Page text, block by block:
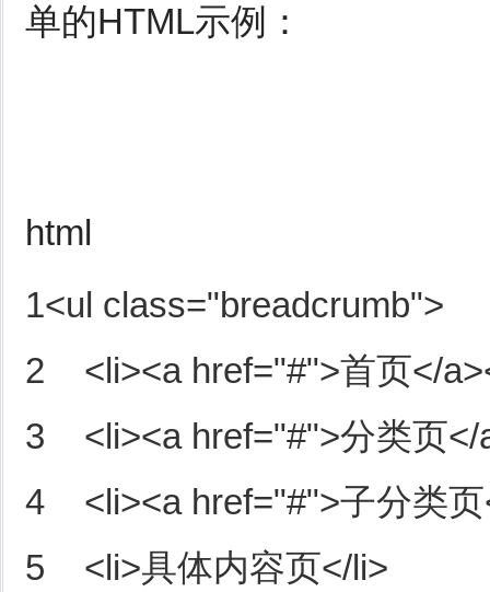
单的HTML示例：
html
1<ul class="breadcrumb">
2    <li><a href="#">首页</
3    <li><a href="#">分类页</
4    <li><a href="#">子分类
5    <li>具体内容页</li>